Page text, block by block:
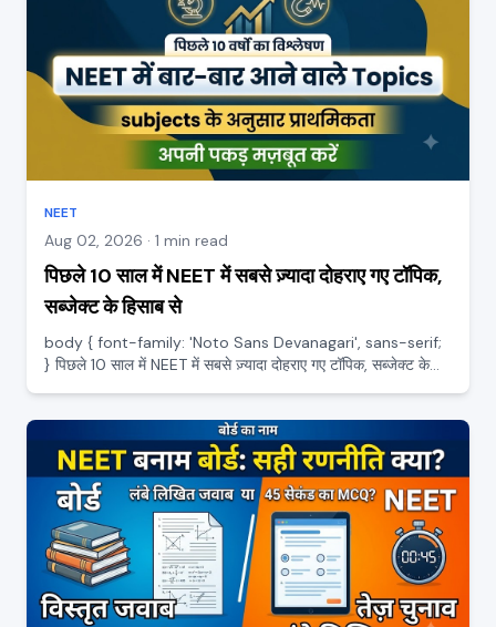
NEET
Aug 02, 2026 · 1 min read
पिछले 10 साल में NEET में सबसे ज़्यादा दोहराए गए टॉपिक,
सब्जेक्ट के हिसाब से
body { font-family: 'Noto Sans Devanagari', sans-serif;
} पिछले 10 साल में NEET में सबसे ज़्यादा दोहराए गए टॉपिक, सब्जेक्ट के